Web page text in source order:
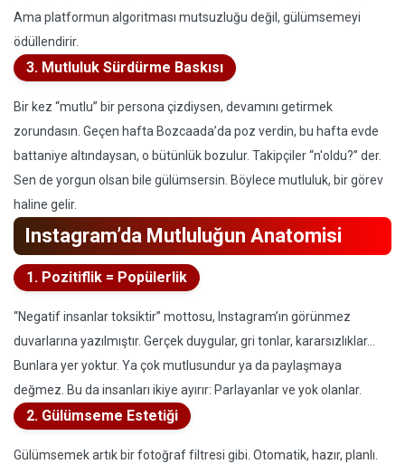
Ama platformun algoritması mutsuzluğu değil, gülümsemeyi
ödüllendirir.
3. Mutluluk Sürdürme Baskısı
Bir kez “mutlu” bir persona çizdiysen, devamını getirmek
zorundasın. Geçen hafta Bozcaada’da poz verdin, bu hafta evde
battaniye altındaysan, o bütünlük bozulur. Takipçiler “n'oldu?” der.
Sen de yorgun olsan bile gülümsersin. Böylece mutluluk, bir görev
haline gelir.
Instagram’da Mutluluğun Anatomisi
1. Pozitiflik = Popülerlik
“Negatif insanlar toksiktir” mottosu, Instagram’ın görünmez
duvarlarına yazılmıştır. Gerçek duygular, gri tonlar, kararsızlıklar…
Bunlara yer yoktur. Ya çok mutlusundur ya da paylaşmaya
değmez. Bu da insanları ikiye ayırır: Parlayanlar ve yok olanlar.
2. Gülümseme Estetiği
Gülümsemek artık bir fotoğraf filtresi gibi. Otomatik, hazır, planlı.